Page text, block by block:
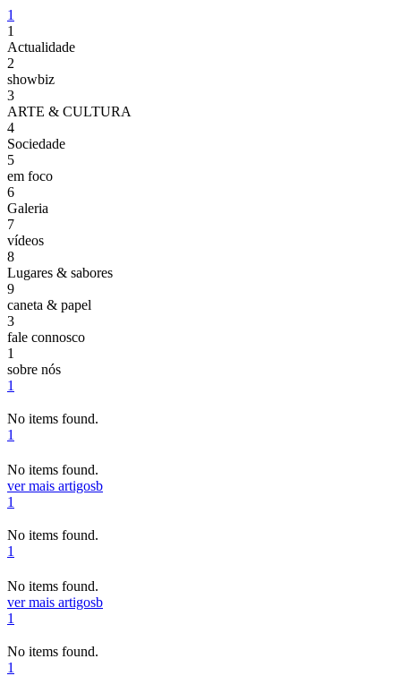
1
1
Actualidade
2
showbiz
3
ARTE & CULTURA
4
Sociedade
5
em foco
6
Galeria
7
vídeos
8
Lugares & sabores
9
caneta & papel
3
fale connosco
1
sobre nós
1
No items found.
1
No items found.
ver mais artigosb
1
No items found.
1
No items found.
ver mais artigosb
1
No items found.
1